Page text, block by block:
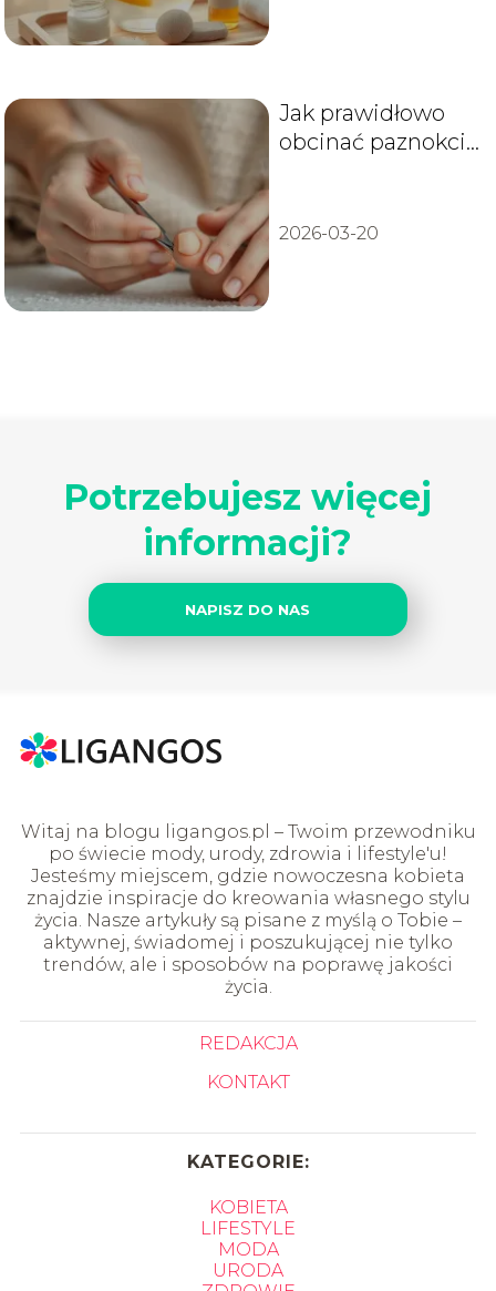
Jak prawidłowo
obcinać paznokcie
2026-03-20
Potrzebujesz więcej
informacji?
NAPISZ DO NAS
Witaj na blogu ligangos.pl – Twoim przewodniku
po świecie mody, urody, zdrowia i lifestyle'u!
Jesteśmy miejscem, gdzie nowoczesna kobieta
znajdzie inspiracje do kreowania własnego stylu
życia. Nasze artykuły są pisane z myślą o Tobie –
aktywnej, świadomej i poszukującej nie tylko
trendów, ale i sposobów na poprawę jakości
życia.
REDAKCJA
KONTAKT
KATEGORIE:
KOBIETA
LIFESTYLE
MODA
URODA